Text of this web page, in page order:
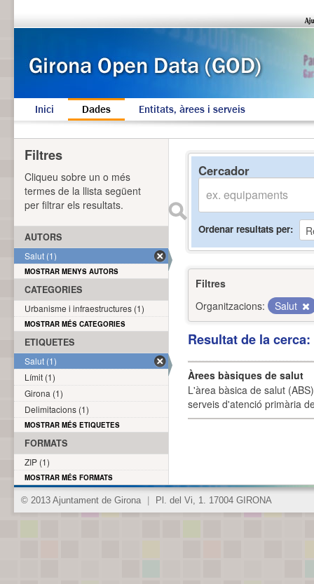
Inici Dades Entitats, àrees i serveis
Cercador
Ordenar resultats per
Filtres
Organitzacions:
Salut
Resultat de la
Àrees bàsiques de salut
L'àrea bàsica de salut
serveis d'atenció primària
Filtres
Cliqueu sobre un o més
termes de la llista següent
per filtrar els resultats.
AUTORS
Salut (1)
MOSTRAR MENYS AUTORS
CATEGORIES
Urbanisme i infraestructures (1)
MOSTRAR MÉS CATEGORIES
ETIQUETES
Salut (1)
Límit (1)
Girona (1)
Delimitacions (1)
MOSTRAR MÉS ETIQUETES
FORMATS
ZIP (1)
MOSTRAR MÉS FORMATS
© 2013 Ajuntament de Girona Pl. del Vi, 1. 17004 GIRONA